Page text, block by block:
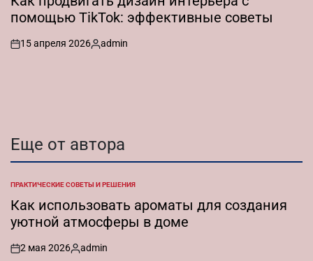
помощью TikTok: эффективные советы
on
15 апреля 2026
Запись
admin
Еще от автора
ОПУБЛИКОВАНО
В
ПРАКТИЧЕСКИЕ СОВЕТЫ И РЕШЕНИЯ
Как использовать ароматы для создания
уютной атмосферы в доме
on
2 мая 2026
Запись
admin